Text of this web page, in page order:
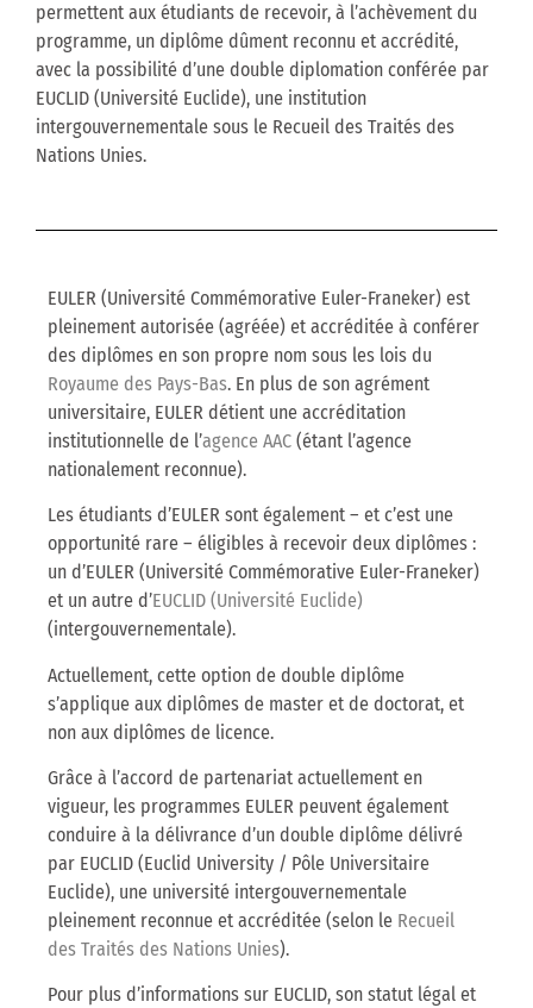
permettent aux étudiants de recevoir, à l’achèvement du
programme, un diplôme dûment reconnu et accrédité,
avec la possibilité d’une double diplomation conférée par
EUCLID (Université Euclide), une institution
intergouvernementale sous le Recueil des Traités des
Nations Unies.
EULER (Université Commémorative Euler-Franeker) est
pleinement autorisée (agréée) et accréditée à conférer
des diplômes en son propre nom sous les lois du
Royaume des Pays-Bas. En plus de son agrément
universitaire, EULER détient une accréditation
institutionnelle de l’agence AAC (étant l’agence
nationalement reconnue).
Les étudiants d’EULER sont également – et c’est une
opportunité rare – éligibles à recevoir deux diplômes :
un d’EULER (Université Commémorative Euler-Franeker)
et un autre d’EUCLID (Université Euclide)
(intergouvernementale).
Actuellement, cette option de double diplôme
s’applique aux diplômes de master et de doctorat, et
non aux diplômes de licence.
Grâce à l’accord de partenariat actuellement en
vigueur, les programmes EULER peuvent également
conduire à la délivrance d’un double diplôme délivré
par EUCLID (Euclid University / Pôle Universitaire
Euclide), une université intergouvernementale
pleinement reconnue et accréditée (selon le Recueil
des Traités des Nations Unies).
Pour plus d’informations sur EUCLID, son statut légal et